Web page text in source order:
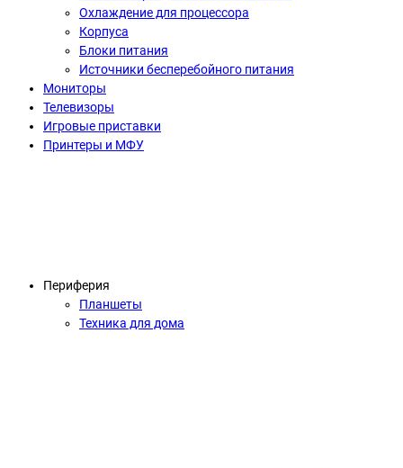
Охлаждение для процессора
Корпуса
Блоки питания
Источники бесперебойного питания
Мониторы
Телевизоры
Игровые приставки
Принтеры и МФУ
Периферия
Планшеты
Техника для дома